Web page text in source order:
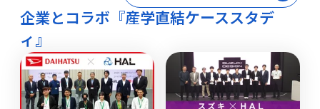
企業とコラボ『産学直結ケーススタデ
ィ』